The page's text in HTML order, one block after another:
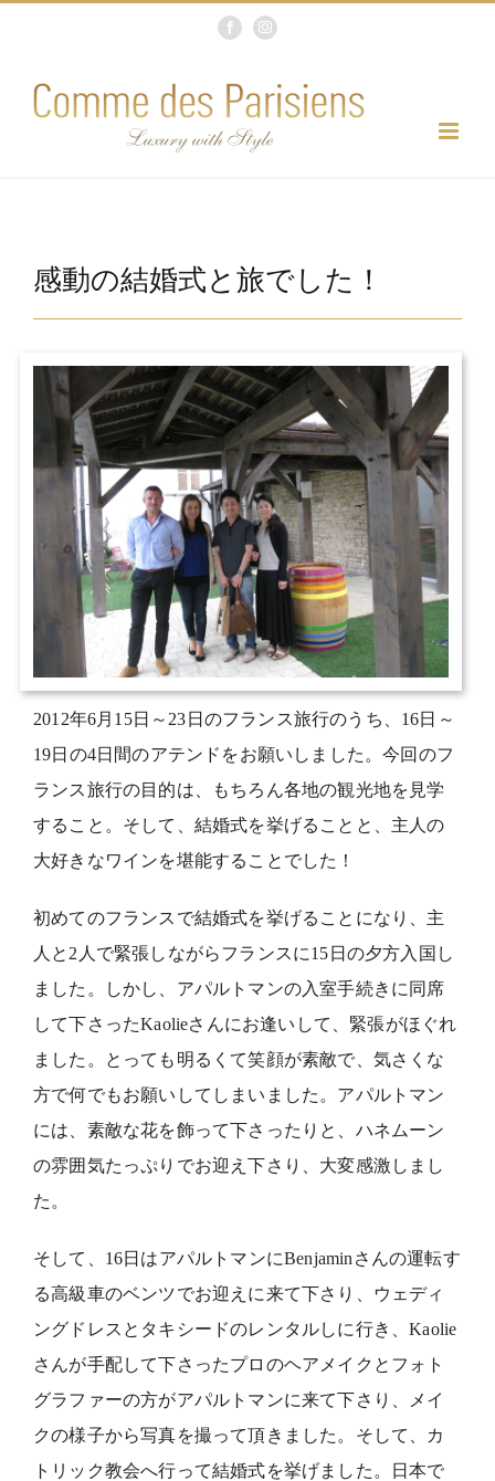
content
FacebookInstagram
感動の結婚式と旅でした！
2012年6月15日～23日のフランス旅行のうち、16日～
19日の4日間のアテンドをお願いしました。今回のフ
ランス旅行の目的は、もちろん各地の観光地を見学
すること。そして、結婚式を挙げることと、主人の
大好きなワインを堪能することでした！
初めてのフランスで結婚式を挙げることになり、主
人と2人で緊張しながらフランスに15日の夕方入国し
ました。しかし、アパルトマンの入室手続きに同席
して下さったKaolieさんにお逢いして、緊張がほぐれ
ました。とっても明るくて笑顔が素敵で、気さくな
方で何でもお願いしてしまいました。アパルトマン
には、素敵な花を飾って下さったりと、ハネムーン
の雰囲気たっぷりでお迎え下さり、大変感激しまし
た。
そして、16日はアパルトマンにBenjaminさんの運転す
る高級車のベンツでお迎えに来て下さり、ウェディ
ングドレスとタキシードのレンタルしに行き、Kaolie
さんが手配して下さったプロのヘアメイクとフォト
グラファーの方がアパルトマンに来て下さり、メイ
クの様子から写真を撮って頂きました。そして、カ
トリック教会へ行って結婚式を挙げました。日本で